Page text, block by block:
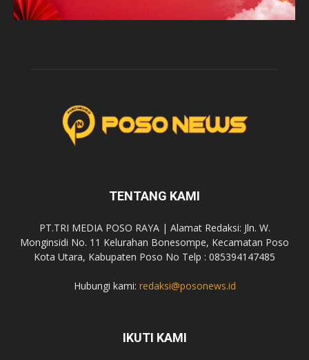
TENTANG KAMI
PT.TRI MEDIA POSO RAYA | Alamat Redaksi: Jln. W.
Monginsidi No. 11 Kelurahan Bonesompe, Kecamatan Poso
Kota Utara, Kabupaten Poso No Telp : 085394147485
Hubungi kami: redaksi@posonews.id
IKUTI KAMI